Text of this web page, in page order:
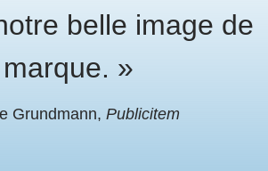
belle image de
marque. »
Grundmann, Publicitem